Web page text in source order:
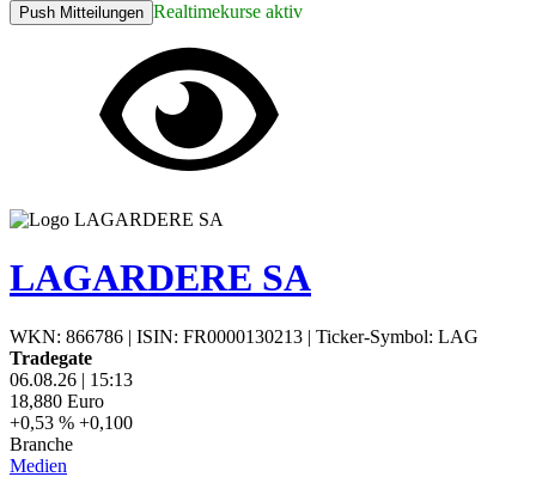
Push Mitteilungen Realtimekurse aktiv
LAGARDERE SA
WKN: 866786 | ISIN: FR0000130213 | Ticker-Symbol: LAG
Tradegate
06.08.26 | 15:13
18,880 Euro
+0,53 % +0,100
Branche
Medien